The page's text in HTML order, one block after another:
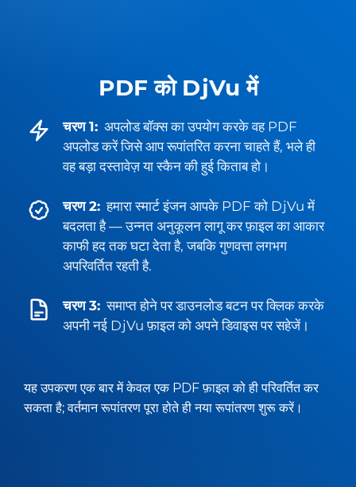
PDF को DjVu में
चरण 1: अपलोड बॉक्स का उपयोग करके वह PDF
अपलोड करें जिसे आप रूपांतरित करना चाहते हैं, भले ही
वह बड़ा दस्तावेज़ या स्कैन की हुई किताब हो।
चरण 2: हमारा स्मार्ट इंजन आपके PDF को DjVu में
बदलता है — उन्नत अनुकूलन लागू कर फ़ाइल का आकार
काफी हद तक घटा देता है, जबकि गुणवत्ता लगभग
अपरिवर्तित रहती है.
चरण 3: समाप्त होने पर डाउनलोड बटन पर क्लिक करके
अपनी नई DjVu फ़ाइल को अपने डिवाइस पर सहेजें।
यह उपकरण एक बार में केवल एक PDF फ़ाइल को ही परिवर्तित कर
सकता है; वर्तमान रूपांतरण पूरा होते ही नया रूपांतरण शुरू करें।